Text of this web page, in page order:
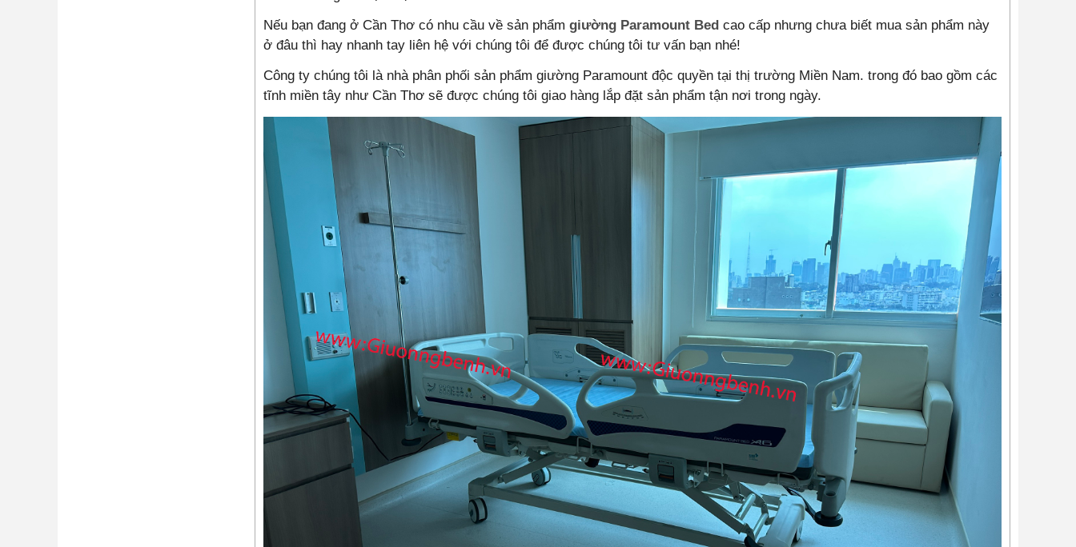
Nếu bạn đang ở Cần Thơ có nhu cầu về sản phẩmgiường Paramount Bed cao cấp nhưng chưa biết mua sản phẩm này
ở đâu thì hay nhanh tay liên hệ với chúng tôi để được chúng tôi tư vấn bạn nhé!
Công ty chúng tôi là nhà phân phối sản phẩm giường Paramount độc quyền tại thị trường Miền Nam. trong đó bao gồm các
tĩnh miền tây như Cần Thơ sẽ được chúng tôi giao hàng lắp đặt sản phẩm tận nơi trong ngày.